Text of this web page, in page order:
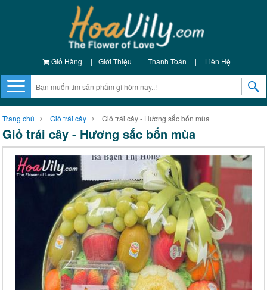
Giỏ Hàng | Giới Thiệu | Thanh Toán | Liên Hệ
Trang chủ Giỏ trái cây Giỏ trái cây - Hương sắc bốn mùa
Giỏ trái cây - Hương sắc bốn mùa